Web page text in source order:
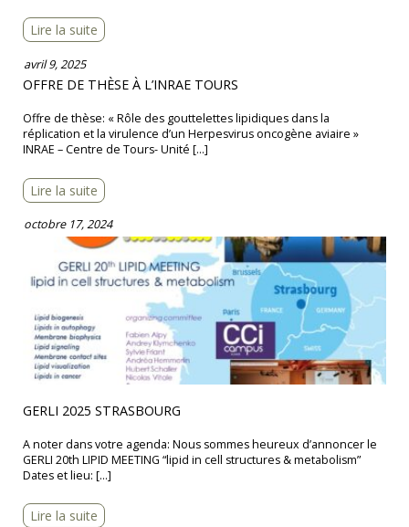
Lire la suite
avril 9, 2025
OFFRE DE THÈSE À L’INRAE TOURS
Offre de thèse: « Rôle des gouttelettes lipidiques dans la
réplication et la virulence d’un Herpesvirus oncogène aviaire »
INRAE – Centre de Tours- Unité […]
Lire la suite
octobre 17, 2024
GERLI 2025 STRASBOURG
A noter dans votre agenda: Nous sommes heureux d’annoncer le
GERLI 20th LIPID MEETING “lipid in cell structures & metabolism”
Dates et lieu: […]
Lire la suite